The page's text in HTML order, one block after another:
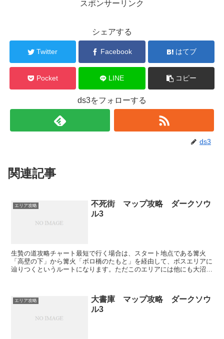
スポンサーリンク
シェアする
Twitter Facebook はてブ
Pocket LINE コピー
ds3をフォローする
ds3
関連記事
エリア攻略
不死街 マップ攻略 ダークソウ
ル3
生贄の道攻略チャート最短で行く場合は、スタート地点である篝火
「高壁の下」から篝火「ボロ橋のたもと」を経由して、ボスエリアに
辿りつくというルートになります。ただこのエリアには他にも大沼の
エリア攻略
大書庫 マップ攻略 ダークソウ
ル3